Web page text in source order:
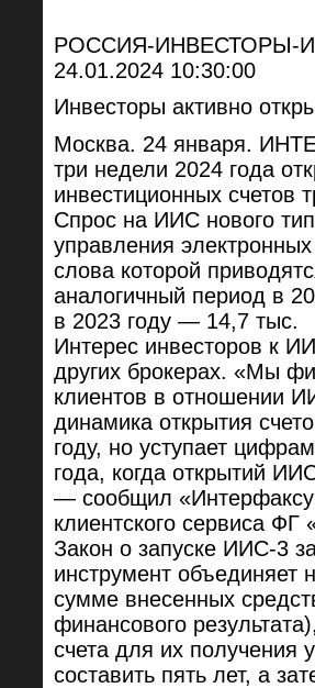
РОССИЯ-ИНВЕСТОРЫ-
24.01.2024 10:30:00
Инвесторы активно
Москва. 24 января.
три недели 2024 года
инвестиционных счетов
Спрос на ИИС нового
управления
слова которой
аналогичный период в
в 2023 году — 14,7 тыс.
Интерес инвесторов к
других брокерах. «Мы
клиентов в отношении
динамика открытия
году, но уступает
года, когда открытий
— сообщил
клиентского сервиса
Закон о запуске ИИС-3
инструмент
сумме внесенных
финансового
счета для их получения
составить пять лет, а